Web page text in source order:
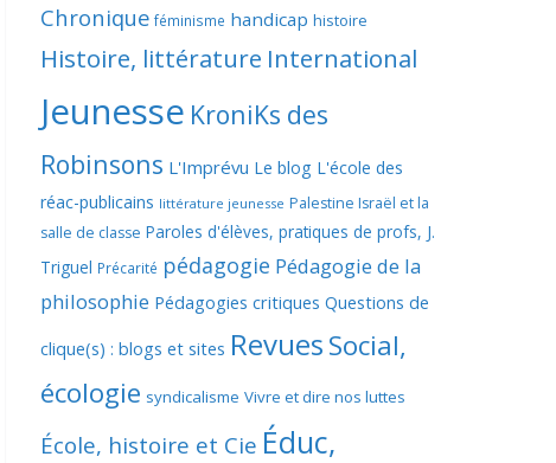
Chronique féminisme handicap histoire
Histoire, littérature International
Jeunesse KroniKs des
Robinsons L'Imprévu Le blog L'école des
réac-publicains littérature jeunesse Palestine Israël et la
salle de classe Paroles d'élèves, pratiques de profs, J.
Triguel Précarité pédagogie Pédagogie de la
philosophie Pédagogies critiques Questions de
clique(s) : blogs et sites RevuesSocial,
écologie syndicalisme Vivre et dire nos luttes
École, histoire et Cie Éduc,